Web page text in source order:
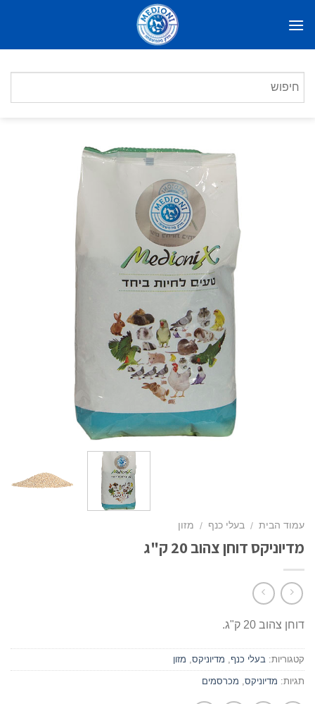
עמוד הבית / בעלי כנף / מזון
מדיוניקס דוחן צהוב 20 ק"ג
דוחן צהוב 20 ק"ג.
קטגוריות: בעלי כנף מדיוניקס מזון
תגיות: מדיוניקס מכרסמים